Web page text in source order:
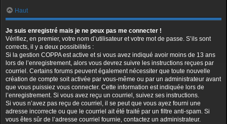
Haut
Je suis enregistré mais je ne peux pas me connecter !
Vérifiez, en premier, votre nom d’utilisateur et votre mot de passe. S’ils sont
corrects, il y a deux possibilités :
Si la gestion COPPA est active et si vous avez indiqué avoir moins de 13 ans
lors de l’enregistrement, alors vous devrez suivre les instructions reçues par
courriel. Certains forums peuvent également nécessiter que toute nouvelle
création de compte soit activée par vous-même ou par un administrateur avant
que vous puissiez vous connecter. Cette information est indiquée lors de
l’enregistrement. Si vous avez reçu un courriel, suivez ses instructions.
Si vous n’avez pas reçu de courriel, il se peut que vous ayez fourni une
adresse incorrecte ou que le courriel ait été traité par un filtre anti-spam. Si
vous êtes sûr de l’adresse courriel fournie, contactez un administrateur.